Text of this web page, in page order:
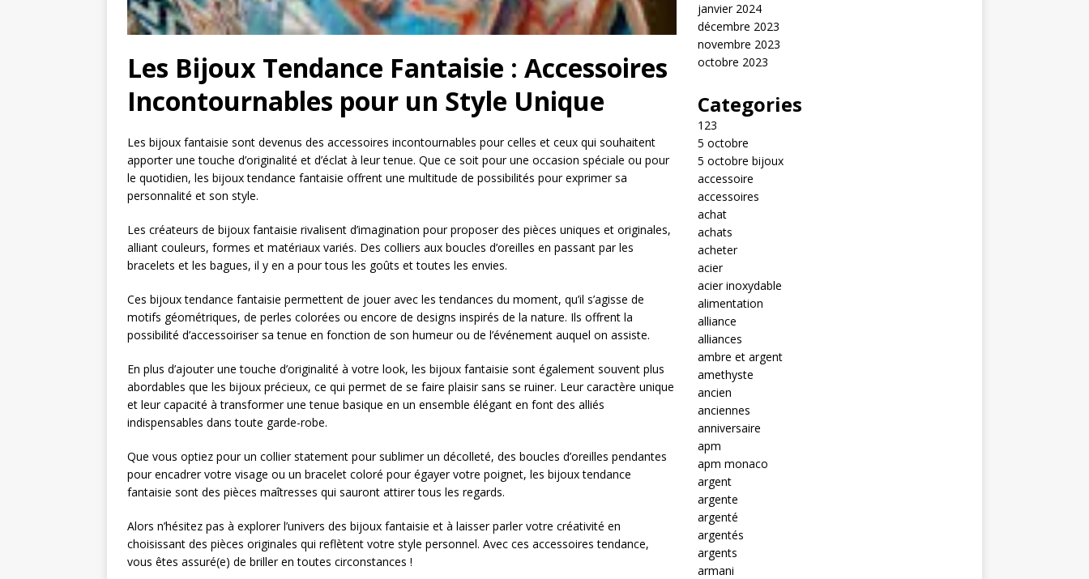
Les Bijoux Tendance Fantaisie : Accessoires
Incontournables pour un Style Unique
Les bijoux fantaisie sont devenus des accessoires incontournables pour celles et ceux qui souhaitent
apporter une touche d’originalité et d’éclat à leur tenue. Que ce soit pour une occasion spéciale ou pour
le quotidien, les bijoux tendance fantaisie offrent une multitude de possibilités pour exprimer sa
personnalité et son style.
Les créateurs de bijoux fantaisie rivalisent d’imagination pour proposer des pièces uniques et originales,
alliant couleurs, formes et matériaux variés. Des colliers aux boucles d’oreilles en passant par les
bracelets et les bagues, il y en a pour tous les goûts et toutes les envies.
Ces bijoux tendance fantaisie permettent de jouer avec les tendances du moment, qu’il s’agisse de
motifs géométriques, de perles colorées ou encore de designs inspirés de la nature. Ils offrent la
possibilité d’accessoiriser sa tenue en fonction de son humeur ou de l’événement auquel on assiste.
En plus d’ajouter une touche d’originalité à votre look, les bijoux fantaisie sont également souvent plus
abordables que les bijoux précieux, ce qui permet de se faire plaisir sans se ruiner. Leur caractère unique
et leur capacité à transformer une tenue basique en un ensemble élégant en font des alliés
indispensables dans toute garde-robe.
Que vous optiez pour un collier statement pour sublimer un décolleté, des boucles d’oreilles pendantes
pour encadrer votre visage ou un bracelet coloré pour égayer votre poignet, les bijoux tendance
fantaisie sont des pièces maîtresses qui sauront attirer tous les regards.
Alors n’hésitez pas à explorer l’univers des bijoux fantaisie et à laisser parler votre créativité en
choisissant des pièces originales qui reflètent votre style personnel. Avec ces accessoires tendance,
vous êtes assuré(e) de briller en toutes circonstances !
janvier 2024
décembre 2023
novembre 2023
octobre 2023
Categories
123
5 octobre
5 octobre bijoux
accessoire
accessoires
achat
achats
acheter
acier
acier inoxydable
alimentation
alliance
alliances
ambre et argent
amethyste
ancien
anciennes
anniversaire
apm
apm monaco
argent
argente
argenté
argentés
argents
armani